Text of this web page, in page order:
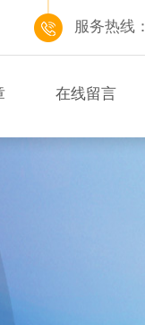
服务热线：
在线留言